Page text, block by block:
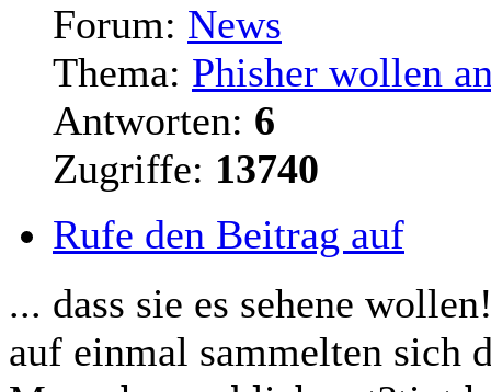
Forum: News
Thema: Phisher wollen
Antworten: 6
Zugriffe: 13740
Rufe den Beitrag auf
... dass sie es sehene
auf einmal sammelten sich